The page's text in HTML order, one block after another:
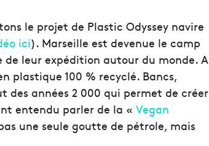
le projet de Plastic Odyssey navire
ici). Marseille est devenue le camp
de leur expédition autour du monde. A
plastique 100 % recyclé. Bancs,
années 2 000 qui permet de créer
entendu parler de la « Vegan
une seule goutte de pétrole, mais